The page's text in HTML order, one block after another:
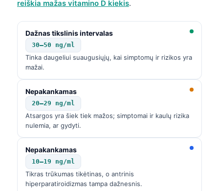
reiškia mažas vitamino D kiekis.
Dažnas tikslinis intervalas
30–50 ng/ml
Tinka daugeliui suaugusiųjų, kai simptomų ir rizikos yra
mažai.
Nepakankamas
20–29 ng/ml
Atsargos yra šiek tiek mažos; simptomai ir kaulų rizika
nulemia, ar gydyti.
Nepakankamas
10–19 ng/ml
Tikras trūkumas tikėtinas, o antrinis
hiperparatiroidizmas tampa dažnesnis.